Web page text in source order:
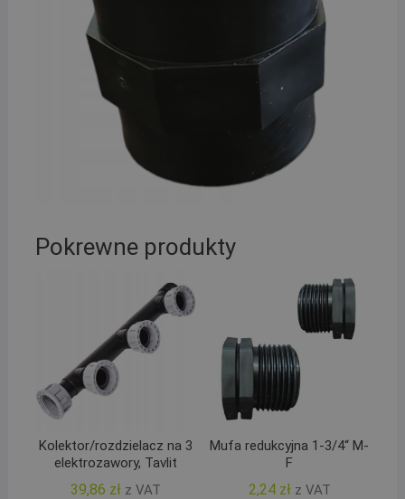
Pokrewne produkty
Kolektor/rozdzielacz na 3
elektrozawory, Tavlit
39,86 zł z VAT
Mufa redukcyjna 1-3/4“ M-
F
2,24 zł z VAT